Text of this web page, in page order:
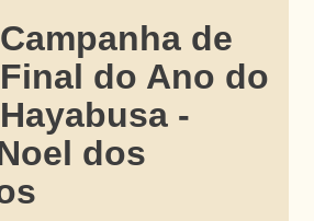
Campanha de
Final do Ano do
Hayabusa -
dos